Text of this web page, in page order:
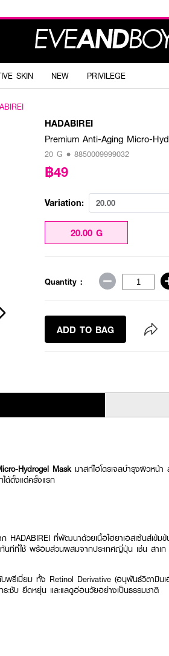
SKIN NEW PRIVILEGE
HADABIREI
Premium Anti-Aging Micro-
20 G • 8850009999032
฿49
Variation: 20.00
20.00 G
Quantity :
ADD TO BAG
Hydrogel Maskมาสก์ไฮโดรเจลบำรุงผิวหน้
ด้ตั้งแต่ครั้งแรก
HADABIREI ที่พัฒนาด้วยเนื้อไฮยาเอสเซ้นส์เข้มข้
นทีที่ใช้ พร้อมส่วนผสมจากประเทศญี่ปุ่น เช่น สาเก
พรีเมี่ยม ทั้ง Retinol Derivative (อนุพันธ์วิตามิน
ะชับ ยืดหยุ่น และแลดูอ่อนวัยอย่างเป็นธรรมชาติ